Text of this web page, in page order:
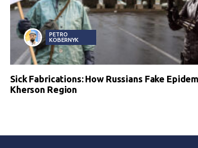
PETRO
KOBERNYK
Sick Fabrications: How Russians Fake
Kherson Region